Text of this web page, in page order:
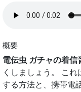
概要
電伝虫 ガチャの着信
くしましょう。 こ
する方法と、携帯電